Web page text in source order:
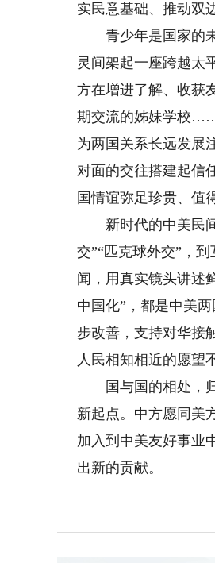
实民意基础、推动双
青少年是国家的未
灵间架起一座跨越太
方在增进了解、收获
期交流的姊妹学校……
为两国关系长远发展
对面的交往搭建起信
国情谊弥足珍贵、值
新时代的中美民间
交”“匹克球外交”，
闻，用真实镜头讲述
中国化”，都是中美
步改善，支持对华接
人民相知相近的愿望
国与国的相处，归
新起点。中方愿同美
加入到中美友好事业
出新的贡献。